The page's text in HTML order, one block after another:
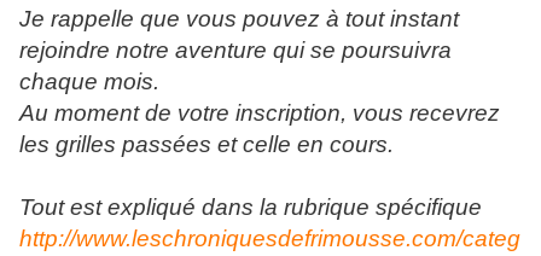
Je rappelle que vous pouvez à tout instant
rejoindre notre aventure qui se poursuivra
chaque mois.
Au moment de votre inscription, vous recevrez
les grilles passées et celle en cours.
Tout est expliqué dans la rubrique spécifique
http://www.leschroniquesdefrimousse.com/categ